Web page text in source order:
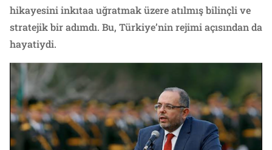
hikayesini inkıtaa uğratmak üzere atılmış bilinçli ve
stratejik bir adımdı. Bu, Türkiye’nin rejimi açısından da
hayatiydi.